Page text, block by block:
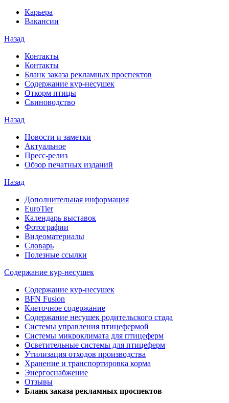
Карьера
Вакансии
Назад
Контакты
Контакты
Бланк заказа рекламных проспектов
Содержание кур-несушек
Откорм птицы
Свиноводство
Назад
Новости и заметки
Актуальное
Пресс-релиз
Обзор печатных изданий
Назад
Дополнительная информация
EuroTier
Календарь выставок
Фотографии
Видеоматериалы
Словарь
Полезные ссылки
Содержание кур-несушек
Содержание кур-несушек
BFN Fusion
Клеточное содержание
Содержание несушек родительского стада
Системы управления птицефермой
Системы микроклимата для птицеферм
Осветительные системы для птицеферм
Утилизация отходов производства
Хранение и транспортировка корма
Энергоснабжение
Отзывы
Бланк заказа рекламных проспектов